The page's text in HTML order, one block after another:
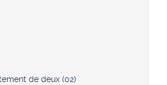
de deux (02)